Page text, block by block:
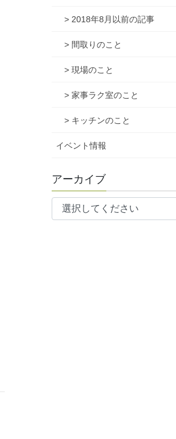
> 2018年8月以前の記事
> 間取りのこと
> 現場のこと
> 家事ラク室のこと
> キッチンのこと
イベント情報
アーカイブ